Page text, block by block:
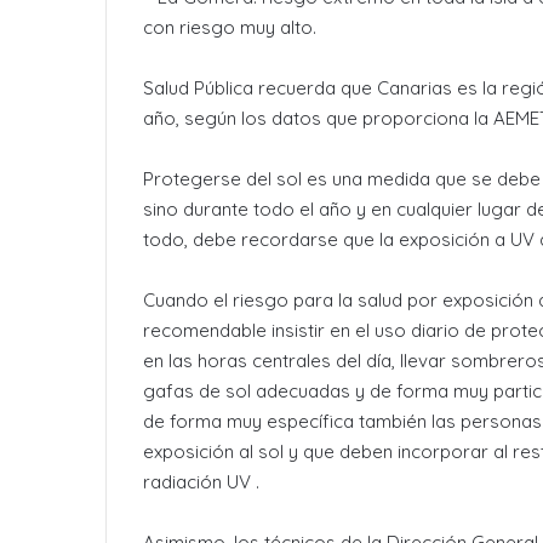
con riesgo muy alto.
Salud Pública recuerda que Canarias es la
año, según los datos que proporciona la
Protegerse del sol es una medida que se
sino durante todo el año y en cualquier lugar
todo, debe recordarse que la exposición a UV
Cuando el riesgo para la salud por
recomendable insistir en el uso diario de
en las horas centrales del día, llevar
gafas de sol adecuadas y de forma muy
de forma muy específica también las
exposición al sol y que deben incorporar al
radiación UV .